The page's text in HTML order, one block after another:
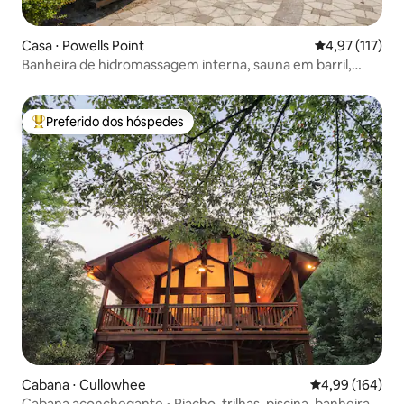
Casa ⋅ Powells Point 4,97 de uma
4,97 (117)
Banheira de hidromassagem interna, sauna em barril,
Entre os melhores preferidos dos hóspedes
Preferido dos hóspedes
Cabana ⋅ Cullowhee 4,99 de uma
4,99 (164)